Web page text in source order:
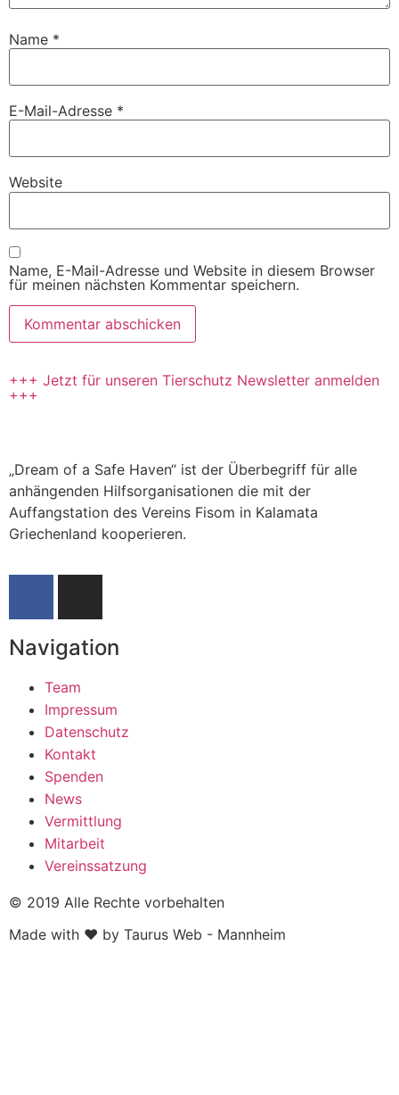
Name *
E-Mail-Adresse *
Website
Name, E-Mail-Adresse und Website in diesem Browser
für meinen nächsten Kommentar speichern.
+++ Jetzt für unseren Tierschutz Newsletter anmelden
+++
„Dream of a Safe Haven“ ist der Überbegriff für alle
anhängenden Hilfsorganisationen die mit der
Auffangstation des Vereins Fisom in Kalamata
Griechenland kooperieren.
Navigation
Team
Impressum
Datenschutz
Kontakt
Spenden
News
Vermittlung
Mitarbeit
Vereinssatzung
© 2019 Alle Rechte vorbehalten
Made with ❤ by Taurus Web - Mannheim